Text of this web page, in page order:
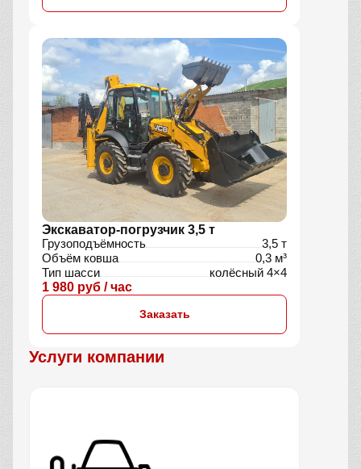
Экскаватор-погрузчик 3,5 т
Грузоподъёмность
3,5 т
Объём ковша
0,3 м³
Тип шасси
колёсный 4×4
1 980 руб / час
Заказать
Услуги компании